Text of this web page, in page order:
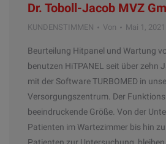
Dr. Toboll-Jacob MVZ
KUNDENSTIMMEN Von Mai 1, 2021
Beurteilung Hitpanel und Wartung
benutzen HiTPANEL seit über zehn
mit der Software TURBOMED in
Versorgungszentrum. Der
beeindruckende Größe. Von der
Patienten im Wartezimmer bis hin